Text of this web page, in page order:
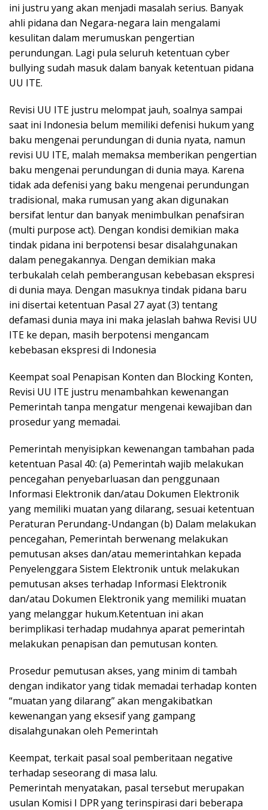
ini justru yang akan menjadi masalah serius. Banyak
ahli pidana dan Negara-negara lain mengalami
kesulitan dalam merumuskan pengertian
perundungan. Lagi pula seluruh ketentuan cyber
bullying sudah masuk dalam banyak ketentuan pidana
UU ITE.
Revisi UU ITE justru melompat jauh, soalnya sampai
saat ini Indonesia belum memiliki defenisi hukum yang
baku mengenai perundungan di dunia nyata, namun
revisi UU ITE, malah memaksa memberikan pengertian
baku mengenai perundungan di dunia maya. Karena
tidak ada defenisi yang baku mengenai perundungan
tradisional, maka rumusan yang akan digunakan
bersifat lentur dan banyak menimbulkan penafsiran
(multi purpose act). Dengan kondisi demikian maka
tindak pidana ini berpotensi besar disalahgunakan
dalam penegakannya. Dengan demikian maka
terbukalah celah pemberangusan kebebasan ekspresi
di dunia maya. Dengan masuknya tindak pidana baru
ini disertai ketentuan Pasal 27 ayat (3) tentang
defamasi dunia maya ini maka jelaslah bahwa Revisi UU
ITE ke depan, masih berpotensi mengancam
kebebasan ekspresi di Indonesia
Keempat soal Penapisan Konten dan Blocking Konten,
Revisi UU ITE justru menambahkan kewenangan
Pemerintah tanpa mengatur mengenai kewajiban dan
prosedur yang memadai.
Pemerintah menyisipkan kewenangan tambahan pada
ketentuan Pasal 40: (a) Pemerintah wajib melakukan
pencegahan penyebarluasan dan penggunaan
Informasi Elektronik dan/atau Dokumen Elektronik
yang memiliki muatan yang dilarang, sesuai ketentuan
Peraturan Perundang-Undangan (b) Dalam melakukan
pencegahan, Pemerintah berwenang melakukan
pemutusan akses dan/atau memerintahkan kepada
Penyelenggara Sistem Elektronik untuk melakukan
pemutusan akses terhadap Informasi Elektronik
dan/atau Dokumen Elektronik yang memiliki muatan
yang melanggar hukum.Ketentuan ini akan
berimplikasi terhadap mudahnya aparat pemerintah
melakukan penapisan dan pemutusan konten.
Prosedur pemutusan akses, yang minim di tambah
dengan indikator yang tidak memadai terhadap konten
“muatan yang dilarang” akan mengakibatkan
kewenangan yang eksesif yang gampang
disalahgunakan oleh Pemerintah
Keempat, terkait pasal soal pemberitaan negative
terhadap seseorang di masa lalu.
Pemerintah menyatakan, pasal tersebut merupakan
usulan Komisi I DPR yang terinspirasi dari beberapa